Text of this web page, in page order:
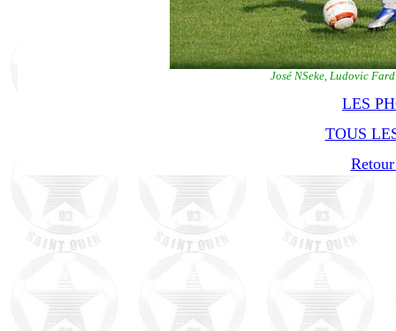
José NSeke, Ludovic
LES
TOUS